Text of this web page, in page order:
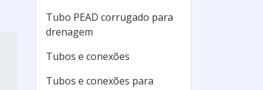
Tubo PEAD corrugado para
drenagem
Tubos e conexões
Tubos e conexões para